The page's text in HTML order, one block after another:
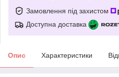
Замовлення під захистом
Доступна доставка
Опис Характеристики